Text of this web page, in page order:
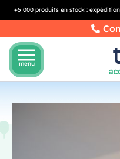
+5 000 produits en stock :
menu
menu